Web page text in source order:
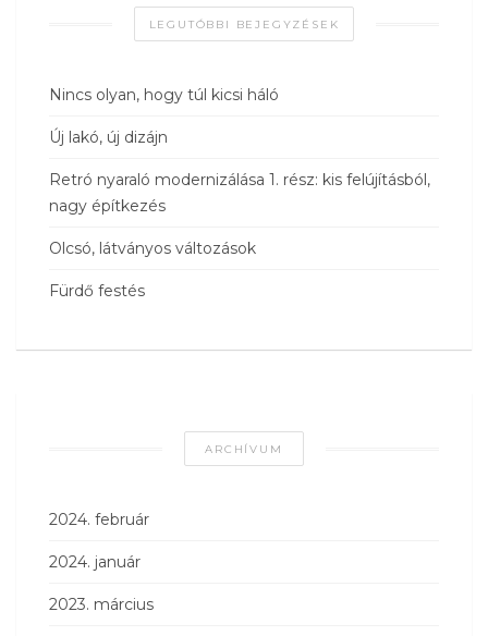
LEGUTÓBBI BEJEGYZÉSEK
Nincs olyan, hogy túl kicsi háló
Új lakó, új dizájn
Retró nyaraló modernizálása 1. rész: kis felújításból,
nagy építkezés
Olcsó, látványos változások
Fürdő festés
ARCHÍVUM
2024. február
2024. január
2023. március